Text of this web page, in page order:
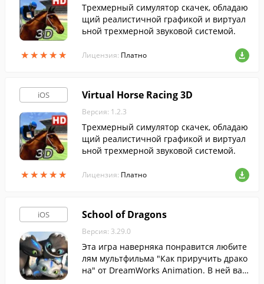
★★★★★
★★★★★
Трехмерный симулятор скачек, обладаю
щий реалистичной графикой и виртуал
ьной трехмерной звуковой системой.
Лицензия: Платно
iOS
★★★★★
★★★★★
Virtual Horse Racing 3D
Версия: 1.2.3
Трехмерный симулятор скачек, обладаю
щий реалистичной графикой и виртуал
ьной трехмерной звуковой системой.
Лицензия: Платно
iOS School of Dragons
Версия: 3.29.0
Эта игра наверняка понравится любите
лям мультфильма "Как приручить драко
на" от DreamWorks Animation. В ней вам